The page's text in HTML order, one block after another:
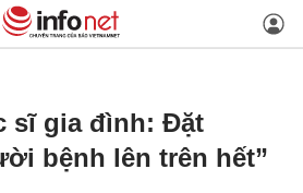
sĩ gia đình: Đặt
bệnh lên trên hết”